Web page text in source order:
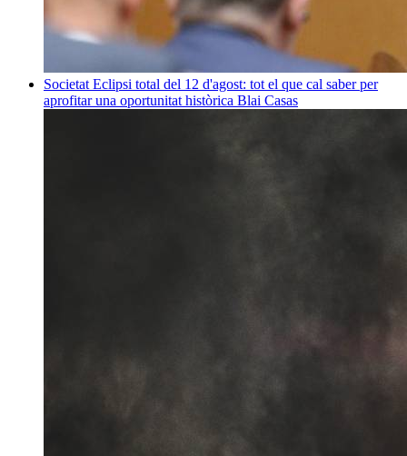
Societat Eclipsi total del 12 d'agost: tot el que cal saber per
aprofitar una oportunitat històrica Blai Casas